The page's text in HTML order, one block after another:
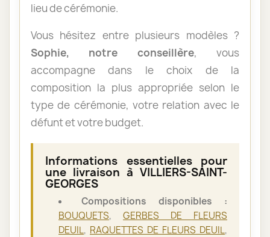
lieu de cérémonie.
Vous hésitez entre plusieurs modèles ?
Sophie, notre conseillère, vous
accompagne dans le choix de la
composition la plus appropriée selon le
type de cérémonie, votre relation avec le
défunt et votre budget.
Informations essentielles pour
une livraison à VILLIERS-SAINT-
GEORGES
Compositions disponibles :
BOUQUETS, GERBES DE FLEURS
DEUIL, RAQUETTES DE FLEURS DEUIL,